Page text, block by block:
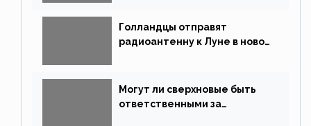
Голландцы отправят
радиоантенну к Луне в новой
Могут ли сверхновые быть
ответственными за